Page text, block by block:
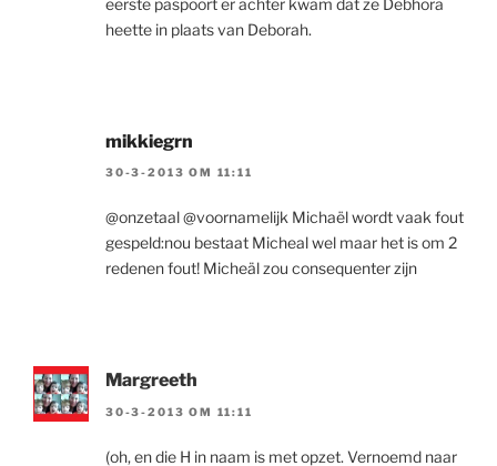
heette in plaats van Deborah.
mikkiegrn
30-3-2013 OM 11:11
@onzetaal @voornamelijk Michaël wordt vaak fout
gespeld:nou bestaat Micheal wel maar het is om 2
redenen fout! Micheäl zou consequenter zijn
Margreeth
30-3-2013 OM 11:11
(oh, en die H in naam is met opzet. Vernoemd naar